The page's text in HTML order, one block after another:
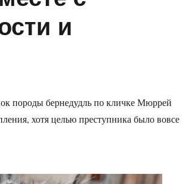
и
породы бернедудль по кличке Мюррей
хотя целью преступника было вовсе